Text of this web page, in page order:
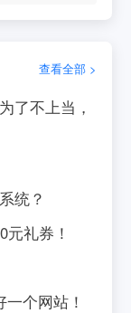
查看全部 >
了不上当，
统？
礼券！
个网站！